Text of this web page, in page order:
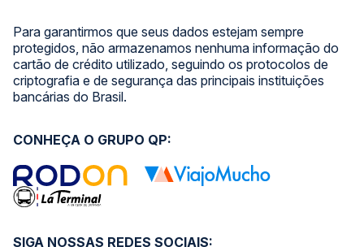
Para garantirmos que seus dados estejam sempre
protegidos, não armazenamos nenhuma informação do
cartão de crédito utilizado, seguindo os protocolos de
criptografia e de segurança das principais instituições
bancárias do Brasil.
SIGA NOSSAS REDES SOCIAIS:
CONHEÇA O GRUPO QP: